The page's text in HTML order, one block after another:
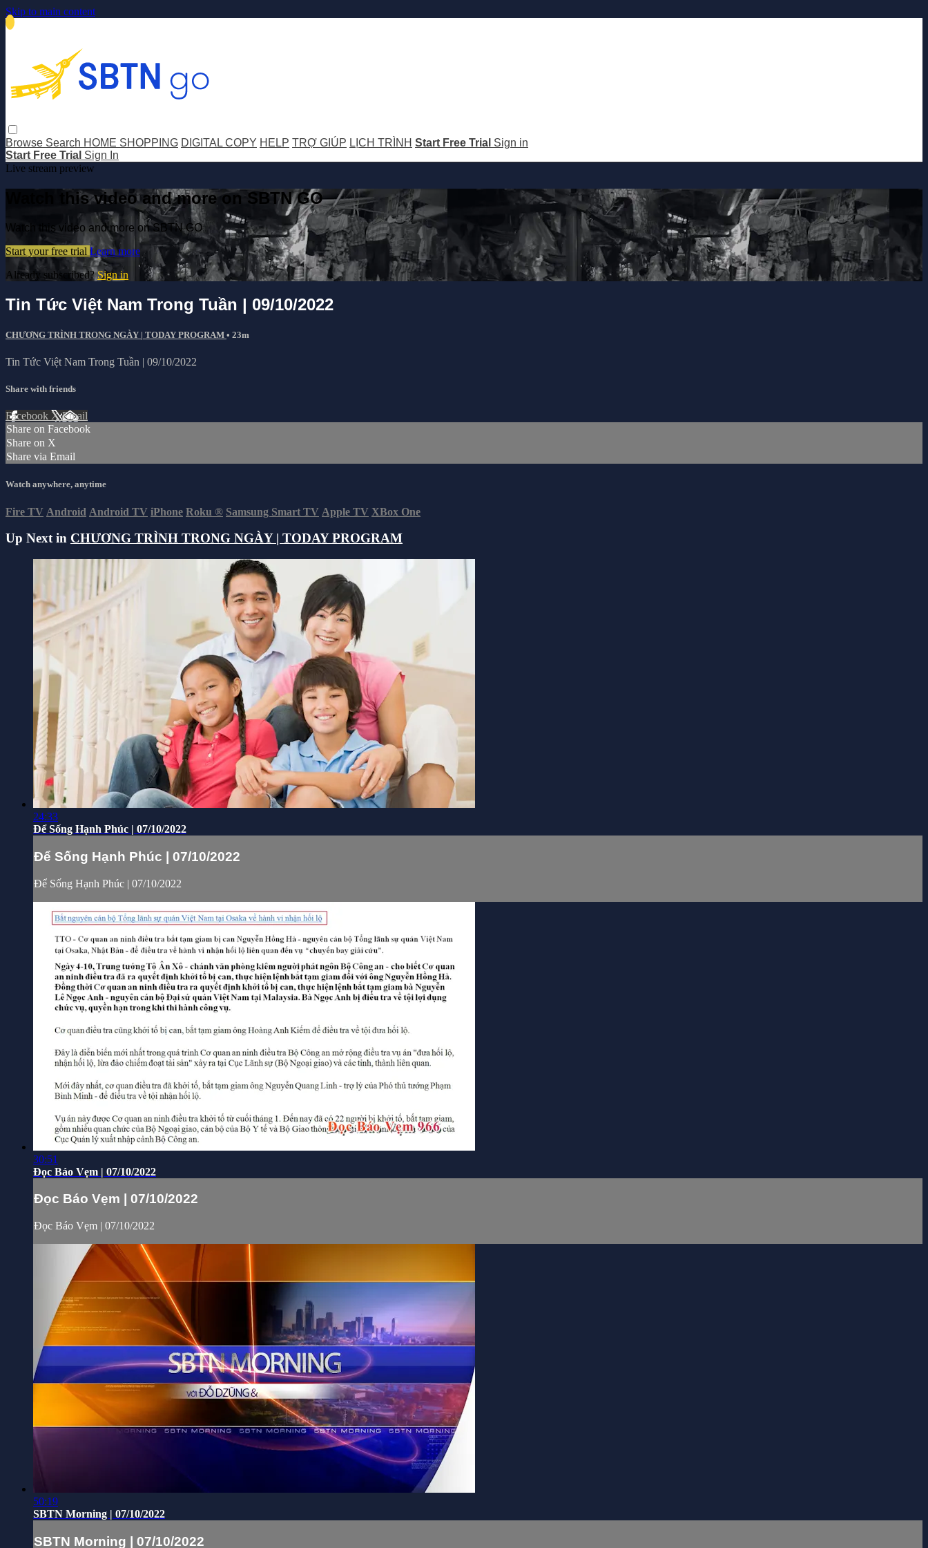
Skip to main content
Browse Search HOME SHOPPING DIGITAL COPY HELP TRỢ GIÚP LỊCH TRÌNH Start Free Trial Sign in
Start Free Trial Sign In
Live stream preview
Watch this video and more on SBTN GO
Watch this video and more on SBTN GO
Start your free trial Learn more
Already subscribed?Sign in
Tin Tức Việt Nam Trong Tuần | 09/10/2022
CHƯƠNG TRÌNH TRONG NGÀY | TODAY PROGRAM • 23m
Tin Tức Việt Nam Trong Tuần | 09/10/2022
Share with friends
Facebook XEmail
Share on Facebook
Share on X
Share via Email
Watch anywhere, anytime
Fire TV Android Android TV iPhone Roku ® Samsung Smart TV Apple TV XBox One
Up Next in CHƯƠNG TRÌNH TRONG NGÀY | TODAY PROGRAM
24:33
Để Sống Hạnh Phúc | 07/10/2022
Để Sống Hạnh Phúc | 07/10/2022
Để Sống Hạnh Phúc | 07/10/2022
30:51
Đọc Báo Vẹm | 07/10/2022
Đọc Báo Vẹm | 07/10/2022
Đọc Báo Vẹm | 07/10/2022
50:19
SBTN Morning | 07/10/2022
SBTN Morning | 07/10/2022